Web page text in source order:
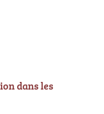
dans les